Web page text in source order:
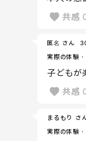
共感
匿名 さん
実際の体験
子どもが
共感
まるもり さ
実際の体験